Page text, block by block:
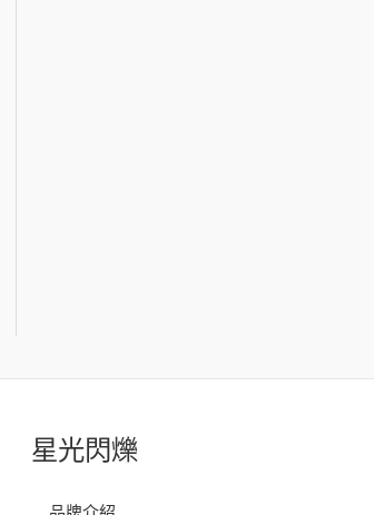
星光閃爍